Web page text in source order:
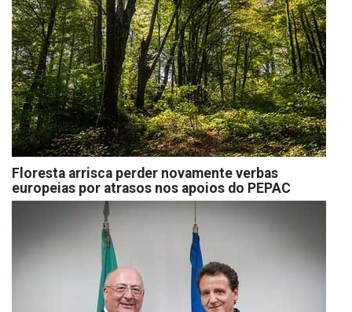
Floresta arrisca perder novamente verbas
europeias por atrasos nos apoios do PEPAC